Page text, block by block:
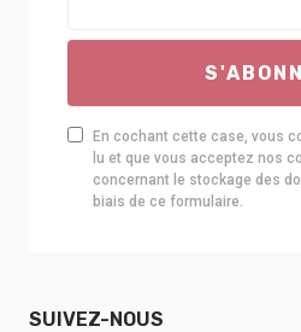
En cochant cette case, vous
lu et que vous acceptez nos
concernant le stockage des
biais de ce formulaire.
SUIVEZ-NOUS